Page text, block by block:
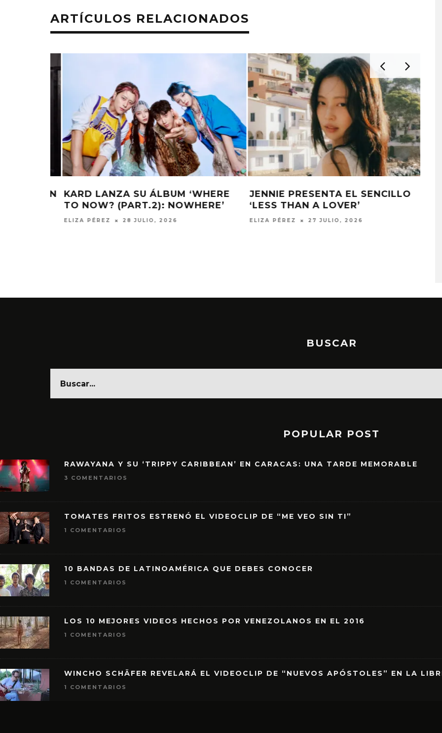
ARTÍCULOS RELACIONADOS
JENNIE PRESENTA EL SENCILLO
‘LESS THAN A LOVER’
ELIZA PÉREZ 27 JULIO, 2026
KATSEYE COMPARTE EL SENCILLO
‘ANIMAL’
ELIZA PÉREZ 27 JULIO, 2026
BUSCAR
POPULAR POST
RAWAYANA Y SU ‘TRIPPY CARIBBEAN’ EN CARACAS: UNA TARDE MEMORABLE
3 COMENTARIOS
TOMATES FRITOS ESTRENÓ EL VIDEOCLIP DE “ME VEO SIN TI”
1 COMENTARIOS
10 BANDAS DE LATINOAMÉRICA QUE DEBES CONOCER
1 COMENTARIOS
LOS 10 MEJORES VIDEOS HECHOS POR VENEZOLANOS EN EL 2016
1 COMENTARIOS
WINCHO SCHÄFER REVELARÁ EL VIDEOCLIP DE “NUEVOS APÓSTOLES” EN LA
1 COMENTARIOS